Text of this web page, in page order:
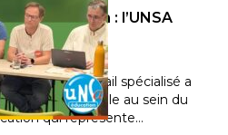
l’éducation : l’UNSA
lignes
groupe de travail spécialisé a
de l’Ecole au sein du
qui représente…